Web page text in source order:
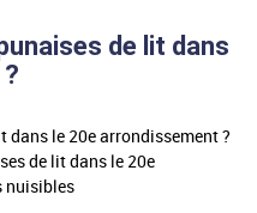
de lit dans
dans le 20e arrondissement ?
de lit dans le 20e
nuisibles